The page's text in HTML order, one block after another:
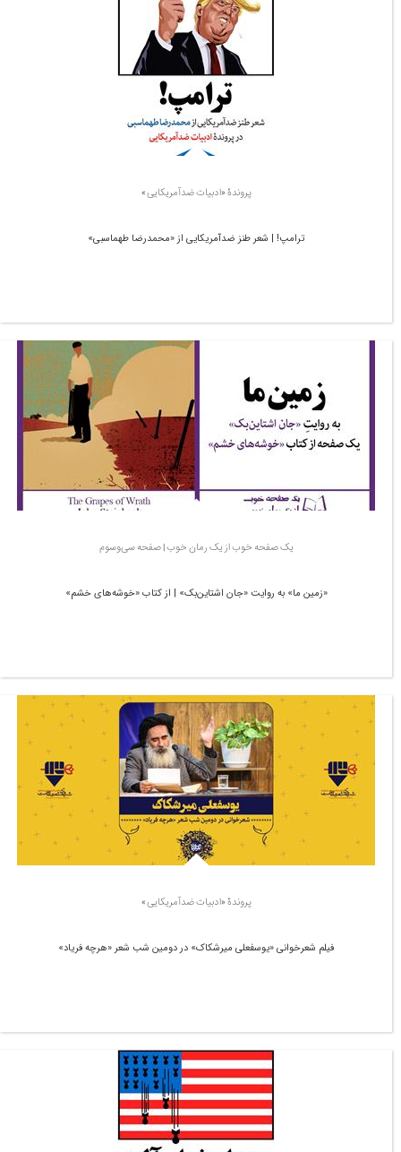
پروندۀ «ادبیات ضدآمریکایی»
ترامپ! | شعر طنز ضدآمریکایی از «محمدرضا طهماسبی»
یک صفحه خوب از یک رمان خوب | صفحه سی‌‌وسوم
«زمین ما» به روایت «جان اشتاین‌بک» | از کتاب «خوشه‌های خشم»
پروندۀ «ادبیات ضدآمریکایی»
فیلم شعرخوانی «یوسفعلی میرشکاک» در دومین شب شعر «هرچه فریاد»